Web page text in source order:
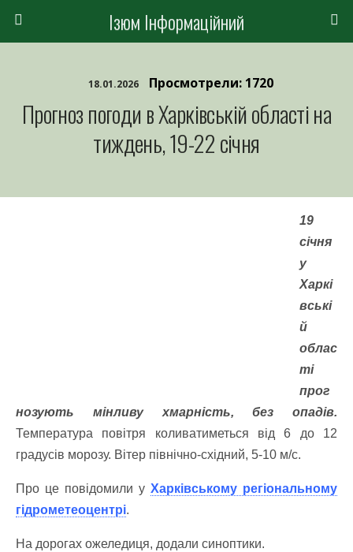
Ізюм Інформаційний
18.01.2026 Просмотрели: 1720
Прогноз погоди в Харківській області на
тиждень, 19-22 січня
19
січня
у
Харкі
вські
й
облас
ті
прог
нозують мінливу хмарність, без опадів.
Температура повітря коливатиметься від 6 до 12
градусів морозу. Вітер північно-східний, 5-10 м/с.
Про це повідомили у Харківському регіональному
гідрометеоцентрі.
На дорогах ожеледиця, додали синоптики.